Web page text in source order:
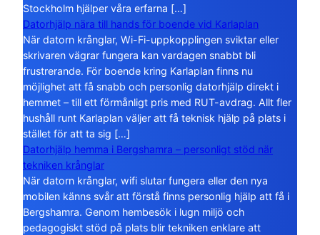
Stockholm hjälper våra erfarna […]
Datorhjälp nära till hands för boende vid Karlaplan
När datorn krånglar, Wi-Fi-uppkopplingen sviktar eller
skrivaren vägrar fungera kan vardagen snabbt bli
frustrerande. För boende kring Karlaplan finns nu
möjlighet att få snabb och personlig datorhjälp direkt i
hemmet – till ett förmånligt pris med RUT-avdrag. Allt fler
hushåll runt Karlaplan väljer att få teknisk hjälp på plats i
stället för att ta sig […]
Datorhjälp hemma i Bergshamra – personligt stöd när
tekniken krånglar
När datorn krånglar, wifi slutar fungera eller den nya
mobilen känns svår att förstå finns personlig hjälp att få i
Bergshamra. Genom hembesök i lugn miljö och
pedagogiskt stöd på plats blir tekniken enklare att